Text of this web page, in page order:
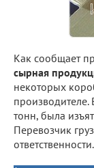
Как сообщает
сырная
некоторых
тонн, была
Перевозчик
ответственности.